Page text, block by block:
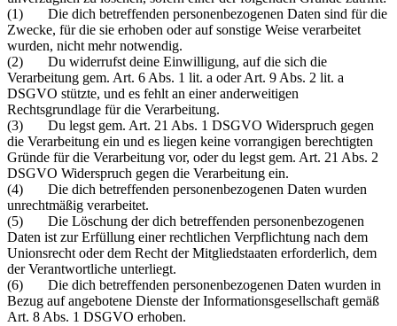
(1) Die dich betreffenden personenbezogenen Daten sind für die
Zwecke, für die sie erhoben oder auf sonstige Weise verarbeitet
wurden, nicht mehr notwendig.
(2) Du widerrufst deine Einwilligung, auf die sich die
Verarbeitung gem. Art. 6 Abs. 1 lit. a oder Art. 9 Abs. 2 lit. a
DSGVO stützte, und es fehlt an einer anderweitigen
Rechtsgrundlage für die Verarbeitung.
(3) Du legst gem. Art. 21 Abs. 1 DSGVO Widerspruch gegen
die Verarbeitung ein und es liegen keine vorrangigen berechtigten
Gründe für die Verarbeitung vor, oder du legst gem. Art. 21 Abs. 2
DSGVO Widerspruch gegen die Verarbeitung ein.
(4) Die dich betreffenden personenbezogenen Daten wurden
unrechtmäßig verarbeitet.
(5) Die Löschung der dich betreffenden personenbezogenen
Daten ist zur Erfüllung einer rechtlichen Verpflichtung nach dem
Unionsrecht oder dem Recht der Mitgliedstaaten erforderlich, dem
der Verantwortliche unterliegt.
(6) Die dich betreffenden personenbezogenen Daten wurden in
Bezug auf angebotene Dienste der Informationsgesellschaft gemäß
Art. 8 Abs. 1 DSGVO erhoben.